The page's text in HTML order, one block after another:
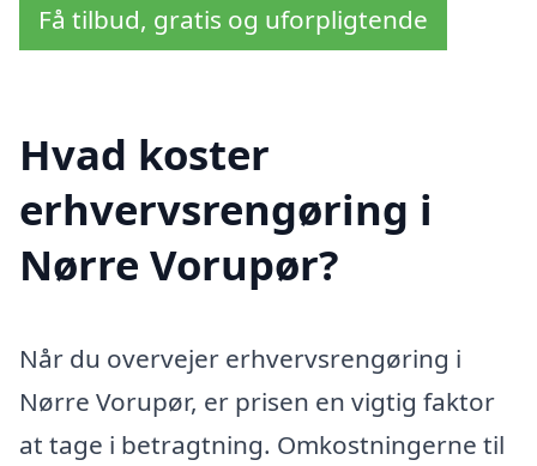
Få tilbud, gratis og uforpligtende
Hvad koster
erhvervsrengøring i
Nørre Vorupør?
Når du overvejer erhvervsrengøring i
Nørre Vorupør, er prisen en vigtig faktor
at tage i betragtning. Omkostningerne til